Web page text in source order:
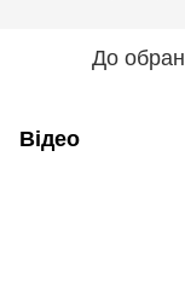
До
Відео